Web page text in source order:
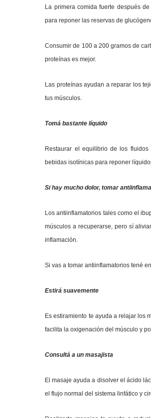
La primera comida fuerte después
para reponer las reservas de
Consumir de 100 a 200 gramos de
proteínas es mejor.
Las proteínas ayudan a reparar los
tus músculos.
Tomá bastante líquido
Restaurar el equilibrio de los
bebidas isotínicas para reponer
Si hay mucho dolor, tomar
Los antiinflamatorios tales como el
músculos a recuperarse, pero sí
inflamación.
Si vas a tomar antiinflamatorios tené
Estirá suavemente
Es estiramiento te ayuda a relajar los
facilita la oxigenación del músculo y
Consultá a un masajista
El masaje ayuda a disolver el ácido
el flujo normal del sistema linfático y